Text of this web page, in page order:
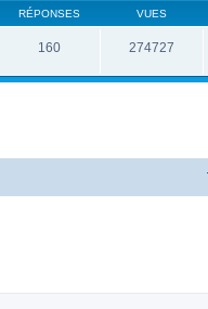
RÉPONSES VUES
160 274727